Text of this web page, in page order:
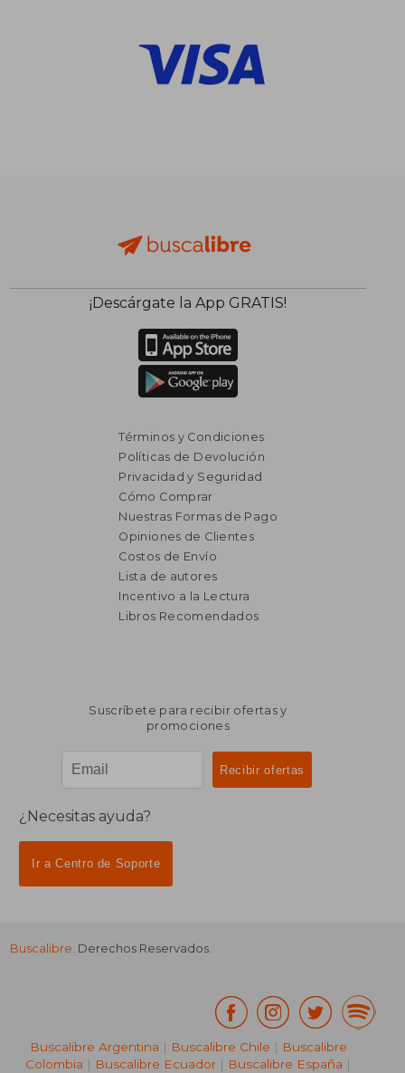
¡Descárgate la App GRATIS!
Términos y Condiciones
Políticas de Devolución
Privacidad y Seguridad
Cómo Comprar
Nuestras Formas de Pago
Opiniones de Clientes
Costos de Envío
Lista de autores
Incentivo a la Lectura
Libros Recomendados
Suscríbete para recibir ofertas y
promociones
¿Necesitas ayuda?
Ir a Centro de Soporte
Buscalibre . Derechos Reservados.
Buscalibre Argentina | Buscalibre Chile | Buscalibre
Colombia | Buscalibre Ecuador | Buscalibre España |